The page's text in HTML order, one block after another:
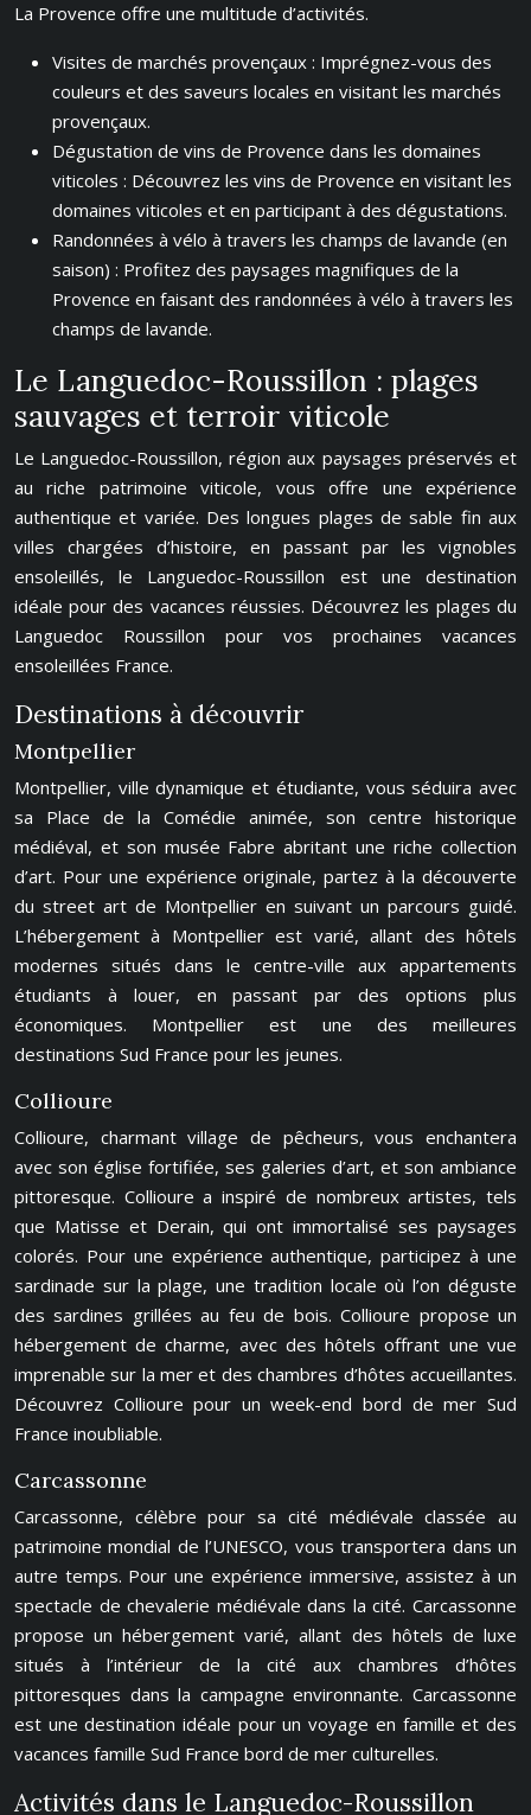
La Provence offre une multitude d’activités.
Visites de marchés provençaux : Imprégnez-vous des
couleurs et des saveurs locales en visitant les marchés
provençaux.
Dégustation de vins de Provence dans les domaines
viticoles : Découvrez les vins de Provence en visitant les
domaines viticoles et en participant à des dégustations.
Randonnées à vélo à travers les champs de lavande (en
saison) : Profitez des paysages magnifiques de la
Provence en faisant des randonnées à vélo à travers les
champs de lavande.
Le Languedoc-Roussillon : plages
sauvages et terroir viticole
Le Languedoc-Roussillon, région aux paysages préservés et
au riche patrimoine viticole, vous offre une expérience
authentique et variée. Des longues plages de sable fin aux
villes chargées d’histoire, en passant par les vignobles
ensoleillés, le Languedoc-Roussillon est une destination
idéale pour des vacances réussies. Découvrez les plages du
Languedoc Roussillon pour vos prochaines vacances
ensoleillées France.
Destinations à découvrir
Montpellier
Montpellier, ville dynamique et étudiante, vous séduira avec
sa Place de la Comédie animée, son centre historique
médiéval, et son musée Fabre abritant une riche collection
d’art. Pour une expérience originale, partez à la découverte
du street art de Montpellier en suivant un parcours guidé.
L’hébergement à Montpellier est varié, allant des hôtels
modernes situés dans le centre-ville aux appartements
étudiants à louer, en passant par des options plus
économiques. Montpellier est une des meilleures
destinations Sud France pour les jeunes.
Collioure
Collioure, charmant village de pêcheurs, vous enchantera
avec son église fortifiée, ses galeries d’art, et son ambiance
pittoresque. Collioure a inspiré de nombreux artistes, tels
que Matisse et Derain, qui ont immortalisé ses paysages
colorés. Pour une expérience authentique, participez à une
sardinade sur la plage, une tradition locale où l’on déguste
des sardines grillées au feu de bois. Collioure propose un
hébergement de charme, avec des hôtels offrant une vue
imprenable sur la mer et des chambres d’hôtes accueillantes.
Découvrez Collioure pour un week-end bord de mer Sud
France inoubliable.
Carcassonne
Carcassonne, célèbre pour sa cité médiévale classée au
patrimoine mondial de l’UNESCO, vous transportera dans un
autre temps. Pour une expérience immersive, assistez à un
spectacle de chevalerie médiévale dans la cité. Carcassonne
propose un hébergement varié, allant des hôtels de luxe
situés à l’intérieur de la cité aux chambres d’hôtes
pittoresques dans la campagne environnante. Carcassonne
est une destination idéale pour un voyage en famille et des
vacances famille Sud France bord de mer culturelles.
Activités dans le Languedoc-Roussillon